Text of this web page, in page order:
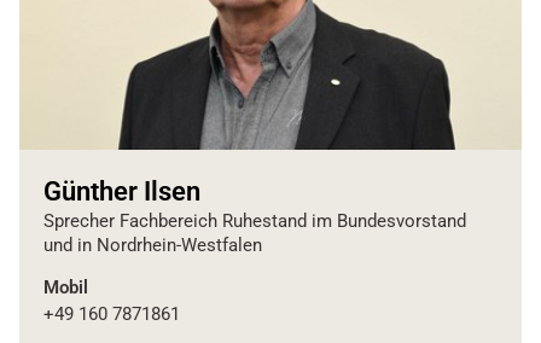
Günther Ilsen
Sprecher Fachbereich Ruhestand im Bundesvorstand
und in Nordrhein-Westfalen
Mobil
+49 160 7871861